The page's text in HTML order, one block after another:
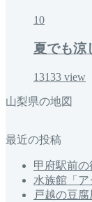
10
夏でも涼
13133 view
山梨県の地図
最近の投稿
甲府駅前
水族館「
戸越の豆